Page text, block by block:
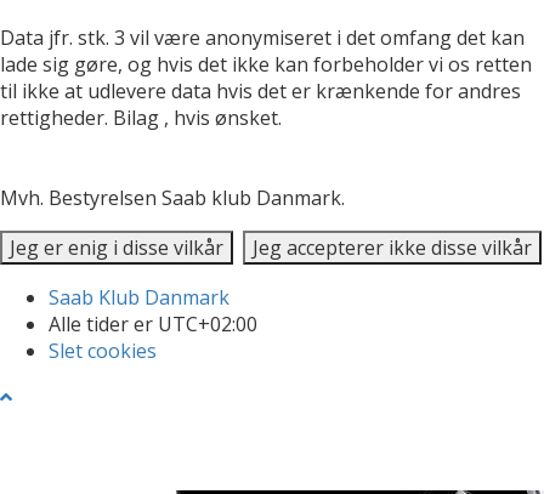
Data jfr. stk. 3 vil være anonymiseret i det omfang det kan
lade sig gøre, og hvis det ikke kan forbeholder vi os retten
til ikke at udlevere data hvis det er krænkende for andres
rettigheder. Bilag , hvis ønsket.
Mvh. Bestyrelsen Saab klub Danmark.
Saab Klub Danmark
Alle tider er UTC+02:00
Slet cookies